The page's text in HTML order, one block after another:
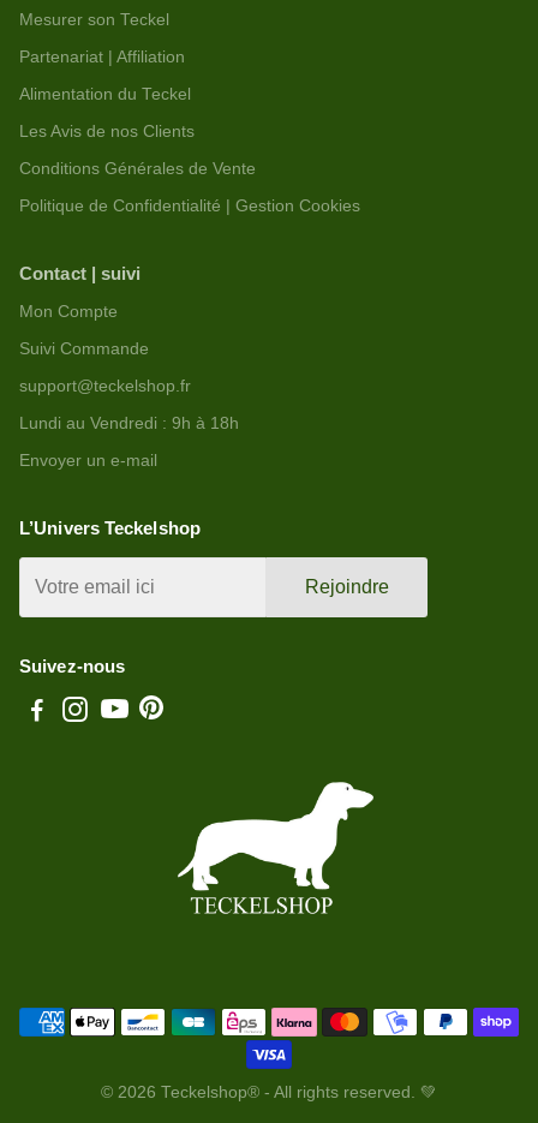
Mesurer son Teckel
Partenariat | Affiliation
Alimentation du Teckel
Les Avis de nos Clients
Conditions Générales de Vente
Politique de Confidentialité | Gestion Cookies
Contact | suivi
Mon Compte
Suivi Commande
support@teckelshop.fr
Lundi au Vendredi : 9h à 18h
Envoyer un e-mail
L’Univers Teckelshop
Rejoindre
Suivez-nous
© 2026 Teckelshop® - All rights reserved. 💚